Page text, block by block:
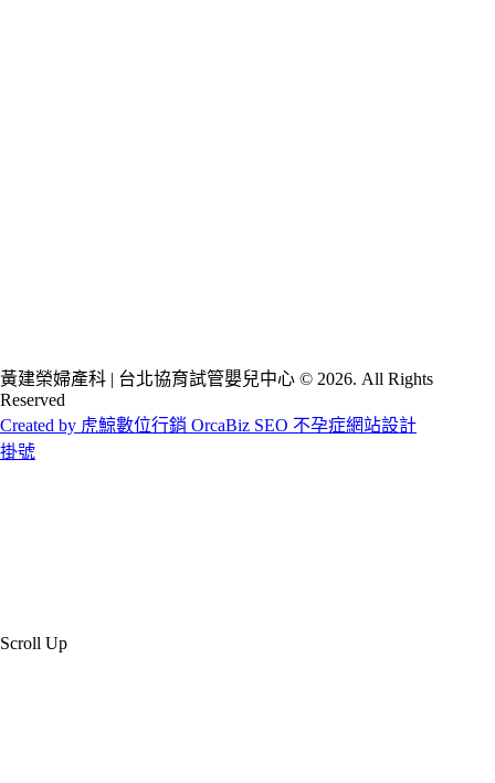
黃建榮婦產科 | 台北協育試管嬰兒中心 © 2026. All Rights
Reserved
Created by 虎鯨數位行銷 OrcaBiz SEO 不孕症網站設計
掛號
Scroll Up